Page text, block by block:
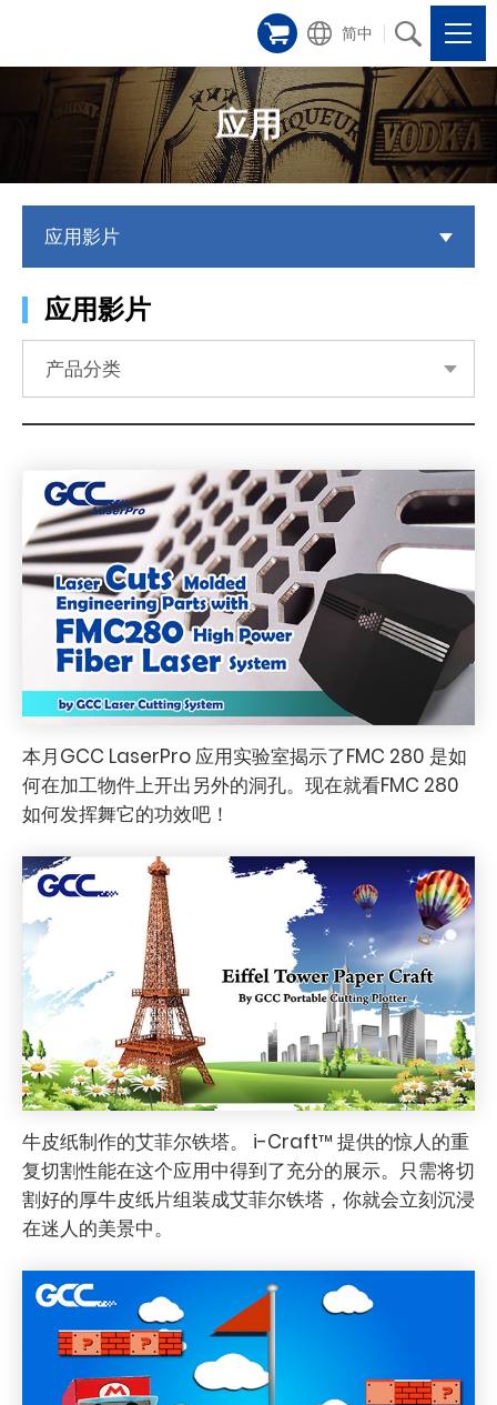
简中
应用
应用影片
应用影片
产品分类
本月GCC LaserPro 应用实验室揭示了FMC 280 是如
何在加工物件上开出另外的洞孔。现在就看FMC 280
如何发挥舞它的功效吧！
牛皮纸制作的艾菲尔铁塔。 i-Craft™ 提供的惊人的重
复切割性能在这个应用中得到了充分的展示。只需将切
割好的厚牛皮纸片组装成艾菲尔铁塔，你就会立刻沉浸
在迷人的美景中。